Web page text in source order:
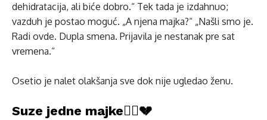
dehidratacija, ali biće dobro.“ Tek tada je izdahnuo;
vazduh je postao moguć. „A njena majka?“ „Našli smo je.
Radi ovde. Dupla smena. Prijavila je nestanak pre sat
vremena.“
Osetio je nalet olakšanja sve dok nije ugledao ženu.
Suze jedne majke👩‍⚕️💔